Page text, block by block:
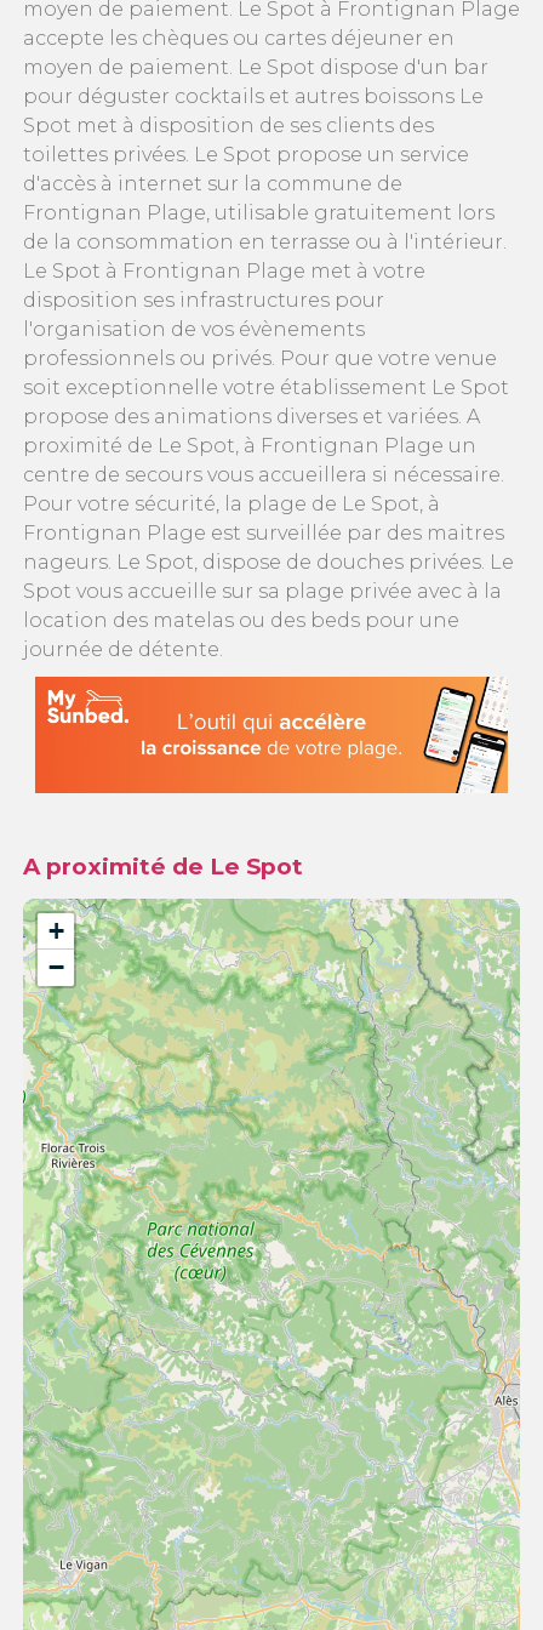
moyen de paiement. Le Spot à Frontignan Plage
accepte les chèques ou cartes déjeuner en
moyen de paiement. Le Spot dispose d'un bar
pour déguster cocktails et autres boissons Le
Spot met à disposition de ses clients des
toilettes privées. Le Spot propose un service
d'accès à internet sur la commune de
Frontignan Plage, utilisable gratuitement lors
de la consommation en terrasse ou à l'intérieur.
Le Spot à Frontignan Plage met à votre
disposition ses infrastructures pour
l'organisation de vos évènements
professionnels ou privés. Pour que votre venue
soit exceptionnelle votre établissement Le Spot
propose des animations diverses et variées. A
proximité de Le Spot, à Frontignan Plage un
centre de secours vous accueillera si nécessaire.
Pour votre sécurité, la plage de Le Spot, à
Frontignan Plage est surveillée par des maitres
nageurs. Le Spot, dispose de douches privées. Le
Spot vous accueille sur sa plage privée avec à la
location des matelas ou des beds pour une
journée de détente.
A proximité de Le Spot
+
−